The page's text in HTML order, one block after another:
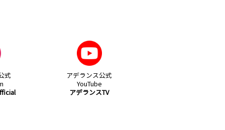
式
アデランス公式
YouTube
アデランスTV